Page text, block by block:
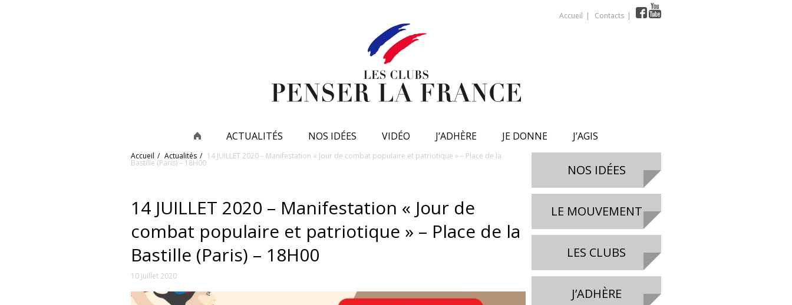
Accueil Contacts
ACTUALITÉS NOS IDÉES VIDÉO J’ADHÈRE JE DONNE J’AGIS
Accueil Actualités 14 JUILLET 2020 – Manifestation « Jour de combat populaire et patriotique » – Place de la
Bastille (Paris) – 18H00
14 JUILLET 2020 – Manifestation « Jour de
combat populaire et patriotique » – Place de la
Bastille (Paris) – 18H00
10 juillet 2020
NOS IDÉES
LE MOUVEMENT
LES CLUBS
J’ADHÈRE